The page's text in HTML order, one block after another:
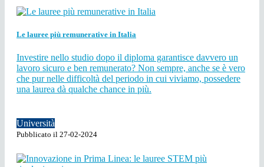
Le lauree più remunerative in Italia
Investire nello studio dopo il diploma garantisce davvero un
lavoro sicuro e ben remunerato? Non sempre, anche se è vero
che pur nelle difficoltà del periodo in cui viviamo, possedere
una laurea dà qualche chance in più.
Università
Pubblicato il 27-02-2024